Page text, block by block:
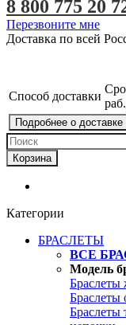
8 800 775 20
Перезвоните мне
Доставка по всей
Способ доставки
Подробнее о доставке
Корзина
Категории
БРАСЛЕТЫ
ВСЕ
Модель
Браслеты
Браслеты
Браслеты